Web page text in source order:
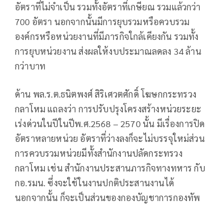
อัตราที่ไม่จำเป็น รวมทั้งอัตราที่เกษียณ รวมแล้วกว่า
700 อัตรา นอกจากนั้นมีการยุบรวมหรือควบรวม
องค์กรหรือหน่วยงานที่มีภารกิจใกล้เคียงกัน รวมทั้ง
การยุบหน่วยงาน ส่งผลให้งบประมาณลดลง 34 ล้าน
กว่าบาท
ด้าน พล.ร.ต.ธนิตพงศ์ สิริเศวตศักดิ์ โฆษกกระทรวง
กลาโหม แถลงว่า การปรับปรุงโครงสร้างหน่วยระยะ
เร่งด่วนในปีในปีพ.ศ.2568 – 2570 นั้น มีเรื่องการปิด
อัตราหลายหน่วย อัตราที่ว่างลงก็จะไม่บรรจุใหม่ส่วน
การควบรวมหน่วยมีทั้งสำนักงานปลัดกระทรวง
กลาโหม เช่น สำนักงานประสานภารกิจทางทหาร กับ
กอ.รมน. ซึ่งจะใช้ในงานปกติประสานงานได้
นอกจากนั้น ก็จะเป็นส่วนของกองบัญชาการกองทัพ